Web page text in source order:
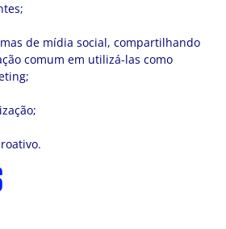
de mídia social, compartilhando
comum em utilizá-las como